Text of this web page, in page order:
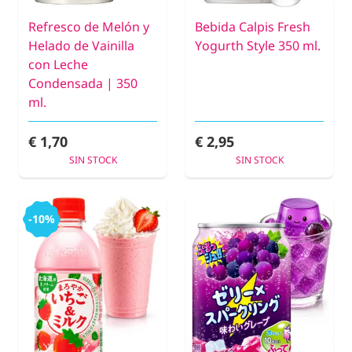
Refresco de Melón y
Helado de Vainilla
con Leche
Condensada | 350
ml.
€ 1,70
SIN STOCK
Bebida Calpis Fresh
Yogurth Style 350 ml.
€ 2,95
SIN STOCK
-10%